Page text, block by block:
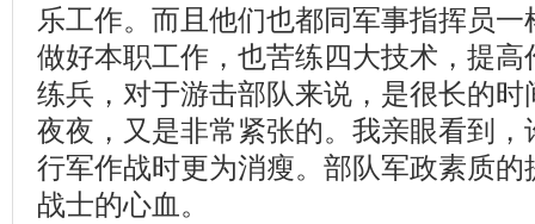
乐工作。而且他们也都同军事指挥员
做好本职工作，也苦练四大技术，提
练兵，对于游击部队来说，是很长的
夜夜，又是非常紧张的。我亲眼看到
行军作战时更为消瘦。部队军政素质
战士的心血。